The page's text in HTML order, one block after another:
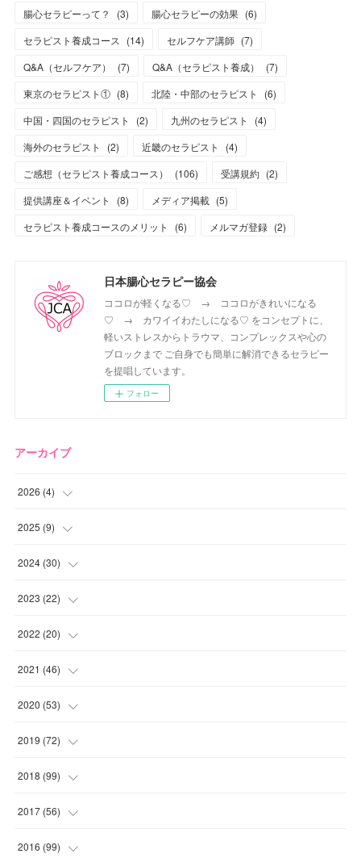
腸心セラピーって？
(3) 腸心セラピーの効果 (6)
セラピスト養成コース
(14) セルフケア講師 (7)
Q&A（セルフケア）
(7) Q&A（セラピスト養成） (7)
東京のセラピスト① (8) 北陸・中部のセラピスト (6)
中国・四国のセラピスト
(2) 九州のセラピスト (4)
海外のセラピスト
(2) 近畿のセラピスト (4)
ご感想（セラピスト養成コース）
(106) 受講規約 (2)
提供講座＆イベント
(8) メディア掲載 (5)
セラピスト養成コースのメリット
(6) メルマガ登録 (2)
日本腸心セラピー協会
ココロが軽くなる♡ → ココロがきれいになる
♡ → カワイイわたしになる♡ をコンセプトに、
軽いストレスからトラウマ、コンプレックスや心の
ブロックまで ご自身でも簡単に解消できるセラピー
を提唱しています。
フォロー
アーカイブ
2026 (4)
( )
(1
(1
2025 (9)
(2
(2
(1
(1
2024 (30)
(4
(1
(4
(5
2023 (22)
(1
(2
(1
(1
2022 (20)
(4
(1
(1
(4
2021 (46)
(1
(3
(4
(1
2020 (53)
(2
(5
(5
(6
2019 (72)
(7
(1
(6
2018 (99)
(4
(5
2017 (56)
(2
2016 (99)